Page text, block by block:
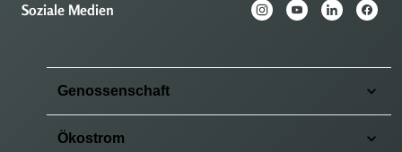
Soziale Medien
Genossenschaft
Ökostrom